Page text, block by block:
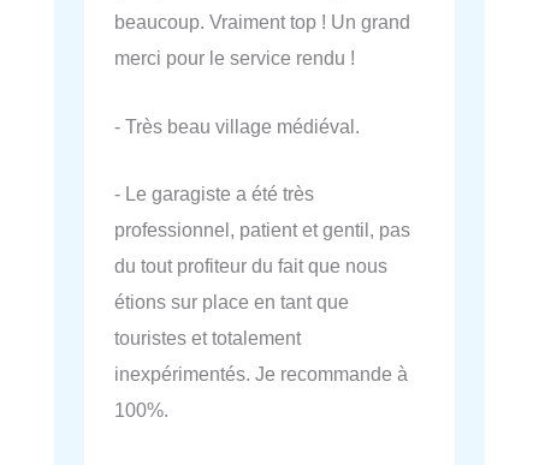
beaucoup. Vraiment top ! Un grand
merci pour le service rendu !
- Très beau village médiéval.
- Le garagiste a été très
professionnel, patient et gentil, pas
du tout profiteur du fait que nous
étions sur place en tant que
touristes et totalement
inexpérimentés. Je recommande à
100%.